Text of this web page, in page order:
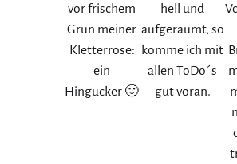
vor frischem
Grün meiner
Kletterrose:
ein
Hingucker 🙂
hell und
aufgeräumt, so
komme ich mit
allen ToDo´s
gut voran.